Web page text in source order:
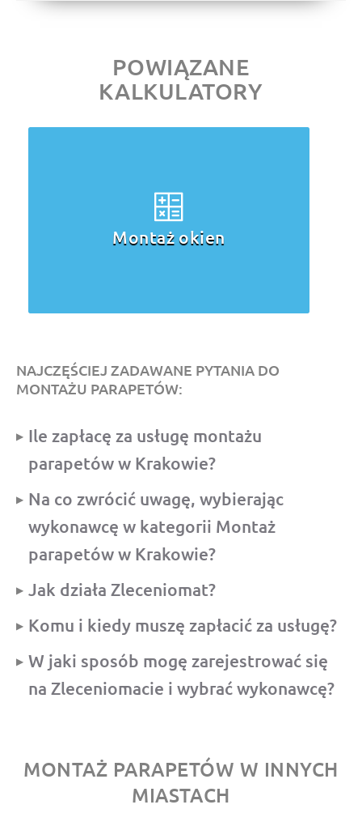
POWIĄZANE
KALKULATORY
Montaż okien
NAJCZĘŚCIEJ ZADAWANE PYTANIA DO
MONTAŻU PARAPETÓW:
Ile zapłacę za usługę montażu
parapetów w Krakowie?
Na co zwrócić uwagę, wybierając
wykonawcę w kategorii Montaż
parapetów w Krakowie?
Jak działa Zleceniomat?
Komu i kiedy muszę zapłacić za usługę?
W jaki sposób mogę zarejestrować się
na Zleceniomacie i wybrać wykonawcę?
MONTAŻ PARAPETÓW W INNYCH
MIASTACH